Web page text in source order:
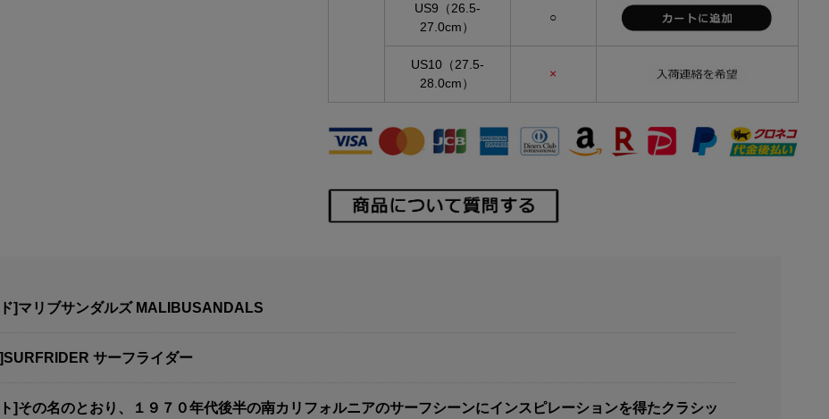
US9（26.5-
27.0cm）
○
US10（27.5-
28.0cm）
×
]マリブサンダルズ MALIBUSANDALS
サーフライダー
]その名のとおり、１９７０年代後半の南カリフォルニアのサーフシーンにインスピレーションを得たクラシッ